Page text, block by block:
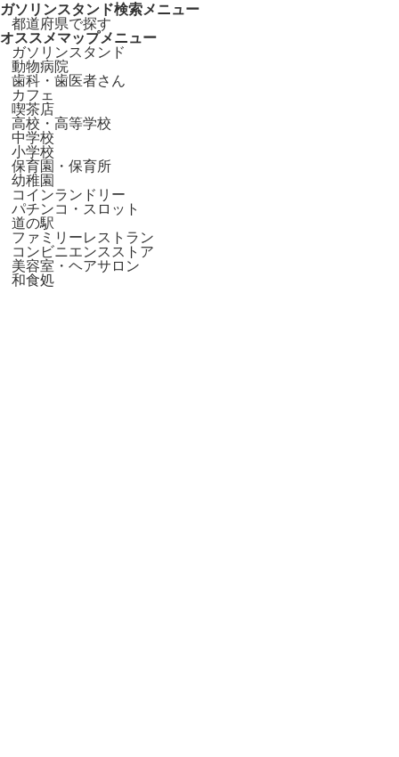
ガソリンスタンド検索メニュー
都道府県で探す
オススメマップメニュー
ガソリンスタンド
動物病院
歯科・歯医者さん
カフェ
喫茶店
高校・高等学校
中学校
小学校
保育園・保育所
幼稚園
コインランドリー
パチンコ・スロット
道の駅
ファミリーレストラン
コンビニエンスストア
美容室・ヘアサロン
和食処